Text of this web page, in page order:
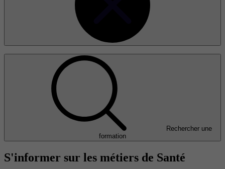
Rechercher une
formation
S'informer sur les métiers de Santé